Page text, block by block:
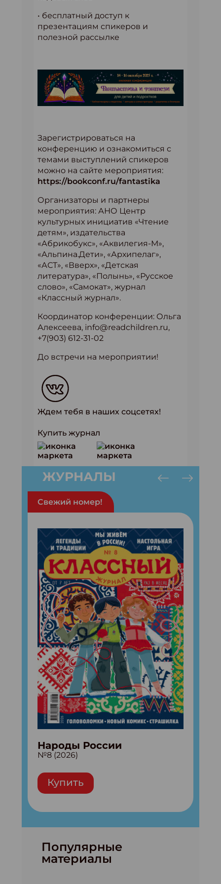
• бесплатный доступ к
презентациям спикеров и
полезной рассылке
Зарегистрироваться на
конференцию и ознакомиться с
темами выступлений спикеров
можно на сайте мероприятия:
https://bookconf.ru/fantastika
Организаторы и партнеры
мероприятия: АНО Центр
культурных инициатив «Чтение
детям», издательства
«Абрикобукс», «Аквилегия-М»,
«Альпина.Дети», «Архипелаг»,
«АСТ», «Вверх», «Детская
литература», «Полынь», «Русское
слово», «Самокат», журнал
«Классный журнал».
Координатор конференции: Ольга
Алексеева, info@readchildren.ru,
+7(903) 612-31-02
До встречи на мероприятии!
Ждем тебя в наших соцсетях!
Купить журнал
ЖУРНАЛЫ
Свежий номер!
Народы России
№8 (2026)
Купить
Популярные
материалы